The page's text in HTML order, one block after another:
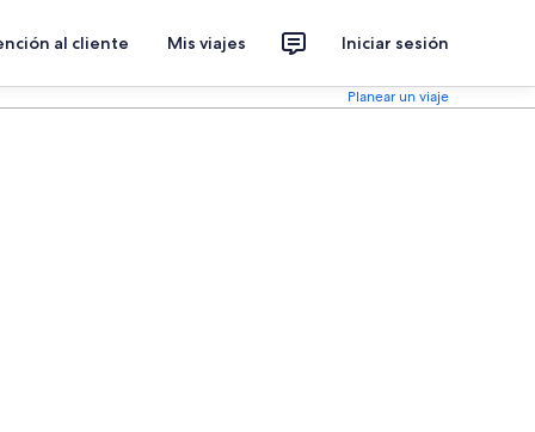
al cliente Mis viajes Iniciar sesión
Planear un viaje